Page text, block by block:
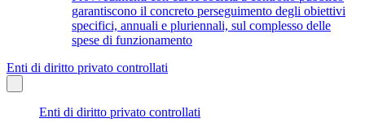
garantiscono il concreto perseguimento degli obiettivi
specifici, annuali e pluriennali, sul complesso delle
spese di funzionamento
Enti di diritto privato controllati
Enti di diritto privato controllati